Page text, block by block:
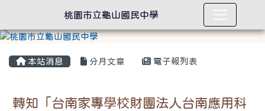
本站消息 分月文章 電子報列表
轉知「台南家專學校財團法人台南應用科
桃園市立龜山國民中學